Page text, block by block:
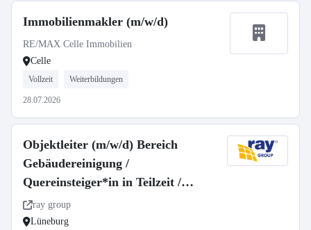
Immobilienmakler (m/w/d)
RE/MAX Celle Immobilien
Celle
Vollzeit Weiterbildungen
28.07.2026
Objektleiter (m/w/d) Bereich
Gebäudereinigung /
Quereinsteiger*in in Teilzeit /
Vollzeit
ray group
Lüneburg